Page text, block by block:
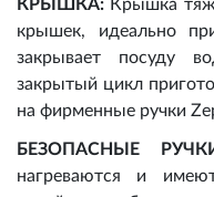
КРЫШКА: Крышка
крышек, идеально
закрывает посуду
закрытый цикл
на фирменные ручки
БЕЗОПАСНЫЕ
нагреваются и